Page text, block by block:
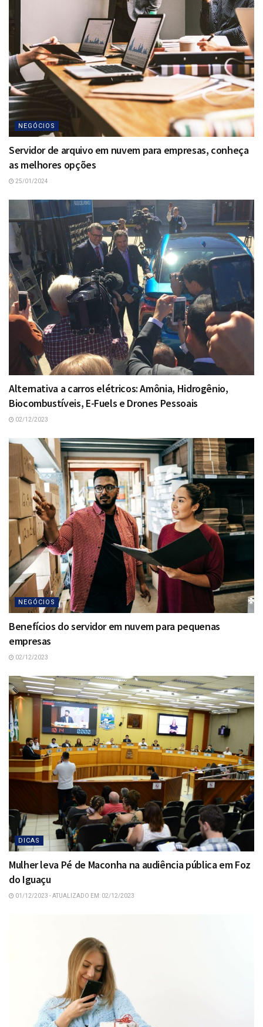
NEGÓCIOS
Servidor de arquivo em nuvem para empresas, conheça
as melhores opções
25/01/2024
Alternativa a carros elétricos: Amônia, Hidrogênio,
Biocombustíveis, E-Fuels e Drones Pessoais
02/12/2023
NEGÓCIOS
Benefícios do servidor em nuvem para pequenas
empresas
02/12/2023
DICAS
Mulher leva Pé de Maconha na audiência pública em Foz
do Iguaçu
01/12/2023 - ATUALIZADO EM: 02/12/2023